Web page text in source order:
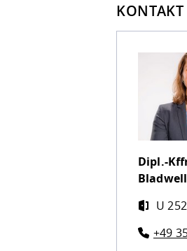
KONTAKT
Dipl.-
Bladwell
U 252
+49